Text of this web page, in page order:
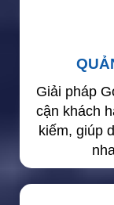
Giải pháp
cận khách
kiếm, giúp